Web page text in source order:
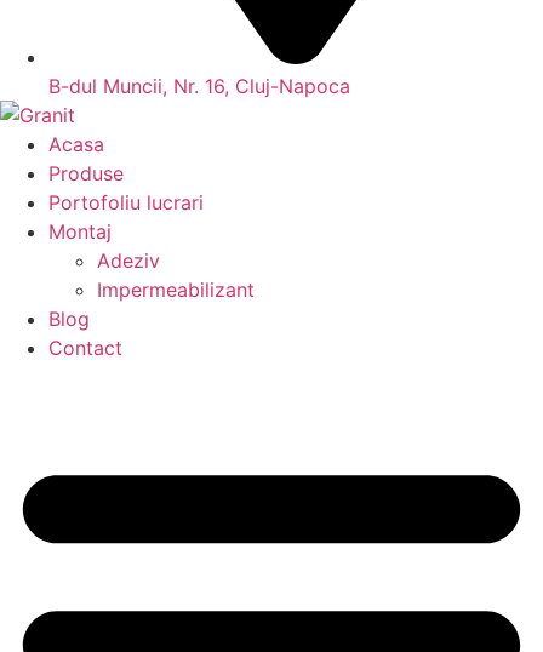
B-dul Muncii, Nr. 16, Cluj-Napoca
Acasa
Produse
Portofoliu lucrari
Montaj
Adeziv
Impermeabilizant
Blog
Contact